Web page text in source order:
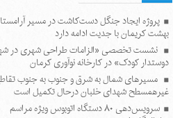
پروژه ایجاد جنگل دست‌کاشت در مسیر
بهشت کریمان با جدیت ادامه دارد
نشست تخصصی «الزامات طراحی شهری در
دوستدار کودک» در کارخانه نوآوری کرمان
مسیرهای شمال به شرق و جنوب به جنوب
غیرهمسطح شهدای خلبان درحال تکمیل است
سرویس‌دهی ۸۰ دستگاه اتوبوس ویژه مراسم